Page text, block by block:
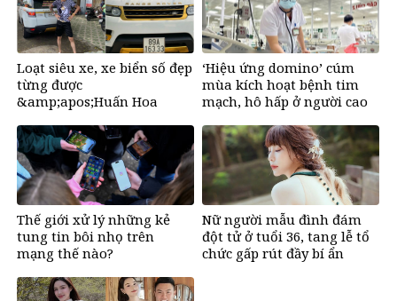
Loạt siêu xe, xe biển số đẹp
từng được
&amp;apos;Huấn Hoa
sốt mạng
‘Hiệu ứng domino’ cúm
mùa kích hoạt bệnh tim
mạch, hô hấp ở người cao
Thế giới xử lý những kẻ
tung tin bôi nhọ trên
mạng thế nào?
Nữ người mẫu đình đám
đột tử ở tuổi 36, tang lễ tổ
chức gấp rút đầy bí ẩn